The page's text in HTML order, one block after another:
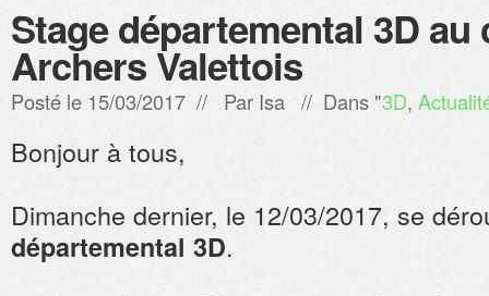
Stage départemental 3D au
Archers Valettois
Posté le 15/03/2017 // Par Isa // Dans "3D,
Bonjour à tous,
Dimanche dernier, le 12/03/2017, se
départemental 3D.